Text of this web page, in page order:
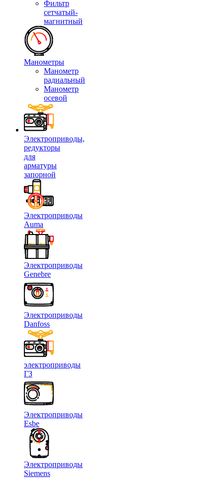
Фильтр
сетчатый-
магнитный
Манометры
Манометр
радиальный
Манометр
осевой
Электроприводы,
редукторы
для
арматуры
запорной
Электроприводы
Auma
Электроприводы
Genebre
Электроприводы
Danfoss
электроприводы
ГЗ
Электроприводы
Esbe
Электроприводы
Siemens